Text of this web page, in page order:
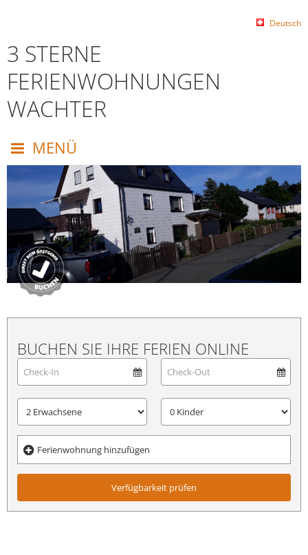
Deutsch
3 STERNE
FERIENWOHNUNGEN
WACHTER
MENÜ
BUCHEN SIE IHRE FERIEN ONLINE
Ferienwohnung hinzufügen
Verfügbarkeit prüfen